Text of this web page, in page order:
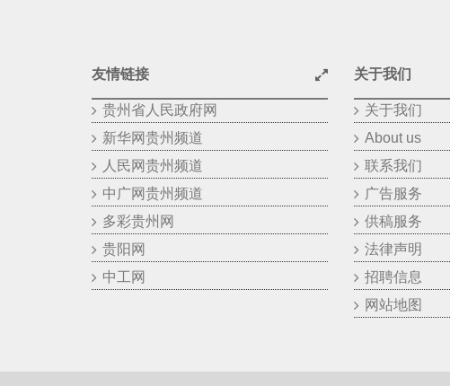
友情链接
贵州省人民政府网
新华网贵州频道
人民网贵州频道
中广网贵州频道
多彩贵州网
贵阳网
中工网
关于我们
关于我们
About us
联系我们
广告服务
供稿服务
法律声明
招聘信息
网站地图